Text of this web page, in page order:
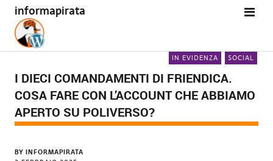
informapirata
IN EVIDENZA SOCIAL
I DIECI COMANDAMENTI DI FRIENDICA.
COSA FARE CON L’ACCOUNT CHE ABBIAMO
APERTO SU POLIVERSO?
BY INFORMAPIRATA